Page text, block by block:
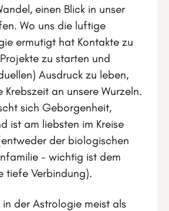
einen Blick in unser
Wo uns die luftige
ermutigt hat Kontakte zu
zu starten und
Ausdruck zu leben,
Krebszeit an unsere Wurzeln.
sich Geborgenheit,
ist am liebsten im Kreise
der biologischen
- wichtig ist dem
tiefe Verbindung).
in der Astrologie meist als